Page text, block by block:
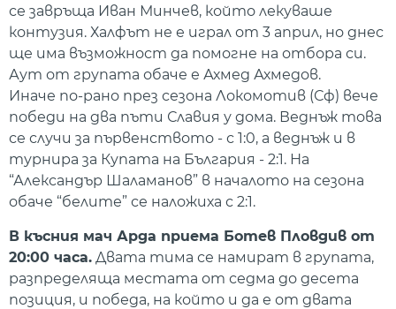
се завръща Иван Минчев, който лекуваше
контузия. Халфът не е играл от 3 април, но днес
ще има възможност да помогне на отбора си.
Аут от групата обаче е Ахмед Ахмедов.
Иначе по-рано през сезона Локомотив (Сф) вече
победи на два пъти Славия у дома. Веднъж това
се случи за първенството - с 1:0, а веднъж и в
турнира за Купата на България - 2:1. На
“Александър Шаламанов” в началото на сезона
обаче “белите” се наложиха с 2:1.
В късния мач Арда приема Ботев Пловдив от
20:00 часа. Двата тима се намират в групата,
разпределяща местата от седма до десета
позиция, и победа, на който и да е от двата